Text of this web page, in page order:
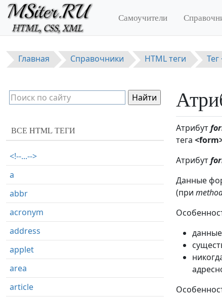
Перейти к основному содержанию
Самоучители
Главная Справочники HTML теги
Атрибут
тега
Атрибут
Данные
(при
ВСЕ HTML ТЕГИ
<!--...-->
a
abbr
acronym
address
applet
area
article